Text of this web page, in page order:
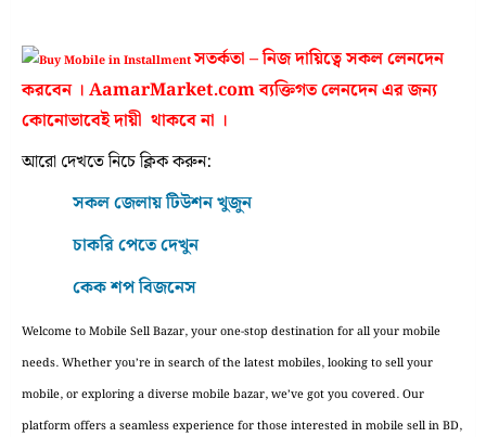
সতর্কতা – নিজ দায়িত্বে সকল লেনদেন
করবেন । AamarMarket.com ব্যক্তিগত লেনদেন এর জন্য
কোনোভাবেই দায়ী থাকবে না ।
আরো দেখতে নিচে ক্লিক করুন:
সকল জেলায় টিউশন খুজুন
চাকরি পেতে দেখুন
কেক শপ বিজনেস
Welcome to Mobile Sell Bazar, your one-stop destination for all your mobile
needs. Whether you’re in search of the latest mobiles, looking to sell your
mobile, or exploring a diverse mobile bazar, we’ve got you covered. Our
platform offers a seamless experience for those interested in mobile sell in BD,